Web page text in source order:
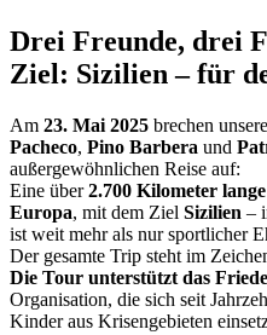
Drei Freunde, drei
Ziel: Sizilien – für
Am 23. Mai 2025 brechen
Pacheco, Pino Barbera und
außergewöhnlichen Reise auf:
Eine über2.700 Kilometer
Europa, mit dem Ziel Sizilien –
ist weit mehr als nur sportlicher
Der gesamte Trip steht im
Die Tour unterstützt das
Organisation, die sich seit
Kinder aus Krisengebieten